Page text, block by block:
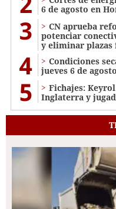
6 de agosto en
3
CN aprueba
potenciar
y eliminar plazas
4
Condiciones
jueves 6 de
5
Fichajes:
Inglaterra y